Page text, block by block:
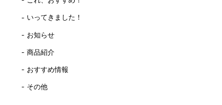
いってきました！
お知らせ
商品紹介
おすすめ情報
その他